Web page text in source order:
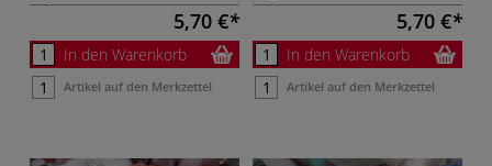
5,70 €
In den Warenkorb
Artikel auf den Merkzettel
5,70 €
In den Warenkorb
Artikel auf den Merkzettel